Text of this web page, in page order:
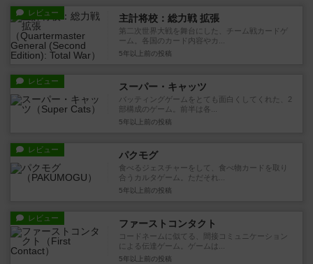
レビュー 主計将校：総力戦 拡張
第二次世界大戦を舞台にした、チーム戦カードゲ
ーム。各国のカード内容やカ...
5年以上前 の投稿
レビュー スーパー・キャッツ
バッティングゲームをとても面白くしてくれた、2
部構成のゲーム。前半は各...
5年以上前 の投稿
レビュー パクモグ
食べるジェスチャーをして、食べ物カードを取り
合うカルタゲーム。ただそれ...
5年以上前 の投稿
レビュー ファーストコンタクト
コードネームに似てる、間接コミュニケーション
による伝達ゲーム。ゲームは...
5年以上前 の投稿